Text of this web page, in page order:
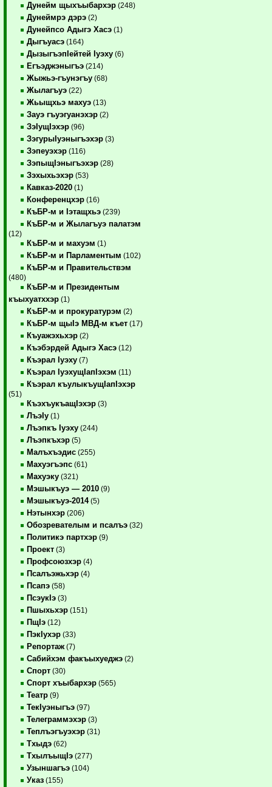
Дунейм щыхъыбархэр (248)
Дунеймрэ дэрэ (2)
Дунейпсо Адыгэ Хасэ (1)
Дыгъуасэ (164)
ДызыгъэпIейтей Iуэху (6)
Егъэджэныгъэ (214)
Жыжьэ-гъунэгъу (68)
Жылагъуэ (22)
Жьыщхьэ махуэ (13)
Зауэ гъуэгуанэхэр (2)
ЗэIущIэхэр (96)
ЗэгурыIуэныгъэхэр (3)
Зэпеуэхэр (116)
ЗэпыщIэныгъэхэр (28)
Зэхыхьэхэр (53)
Кавказ-2020 (1)
Конференцхэр (16)
КъБР-м и Iэтащхьэ (239)
КъБР-м и Жылагъуэ палатэм
(12)
КъБР-м и махуэм (1)
КъБР-м и Парламентым (102)
КъБР-м и Правительствэм
(480)
КъБР-м и Президентым
къыхуатххэр (1)
КъБР-м и прокуратурэм (2)
КъБР-м щыIэ МВД-м къет (17)
Къуажэхьхэр (2)
Къэбэрдей Адыгэ Хасэ (12)
Къэрал Iуэху (7)
Къэрал IуэхущIапIэхэм (11)
Къэрал къулыкъущIапIэхэр
(51)
КъэхъукъащIэхэр (3)
ЛъэIу (1)
Лъэпкъ Iуэху (244)
Лъэпкъхэр (5)
Малъхъэдис (255)
Махуэгъэпс (61)
Махуэку (321)
Мэшыкъуэ — 2010 (9)
Мэшыкъуэ-2014(5)
Нэтынхэр (206)
Обозревателым и псалъэ (32)
Политикэ партхэр (9)
Проект (3)
Профсоюзхэр (4)
Псалъэжьхэр (4)
Псапэ (58)
ПсэукIэ (3)
Пшыхьхэр (151)
ПщIэ (12)
ПэкIухэр (33)
Репортаж (7)
Сабийхэм факъыхуеджэ (2)
Спорт (30)
Спорт хъыбархэр (565)
Театр (9)
ТекIуэныгъэ (97)
Телеграммэхэр (3)
Теплъэгъуэхэр (31)
Тхыдэ (62)
ТхылъыщIэ (277)
Узыншагъэ (104)
Указ (155)